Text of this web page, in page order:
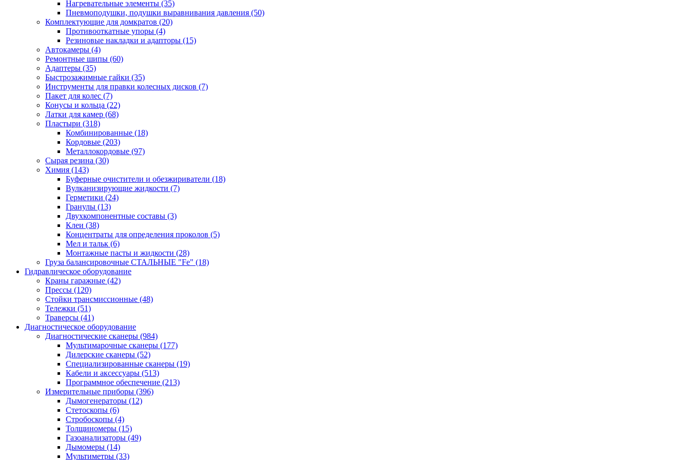
Нагревательные элементы (35)
Пневмоподушки, подушки выравнивания давления (50)
Комплектующие для домкратов (20)
Противооткатные упоры (4)
Резиновые накладки и адапторы (15)
Автокамеры (4)
Ремонтные шипы (60)
Адаптеры (35)
Быстрозажимные гайки (35)
Инструменты для правки колесных дисков (7)
Пакет для колес (7)
Конусы и кольца (22)
Латки для камер (68)
Пластыри (318)
Комбинированные (18)
Кордовые (203)
Металлокордовые (97)
Сырая резина (30)
Химия (143)
Буферные очистители и обезжириватели (18)
Вулканизирующие жидкости (7)
Герметики (24)
Гранулы (13)
Двухкомпонентные составы (3)
Клеи (38)
Концентраты для определения проколов (5)
Мел и тальк (6)
Монтажные пасты и жидкости (28)
Груза балансировочные СТАЛЬНЫЕ "Fe" (18)
Гидравлическое оборудование
Краны гаражные (42)
Прессы (120)
Стойки трансмиссионные (48)
Тележки (51)
Траверсы (41)
Диагностическое оборудование
Диагностические сканеры (984)
Мультимарочные сканеры (177)
Дилерские сканеры (52)
Специализированные сканеры (19)
Кабели и аксессуары (513)
Программное обеспечение (213)
Измерительные приборы (396)
Дымогенераторы (12)
Стетоскопы (6)
Стробоскопы (4)
Толщиномеры (15)
Газоанализаторы (49)
Дымомеры (14)
Мультиметры (33)